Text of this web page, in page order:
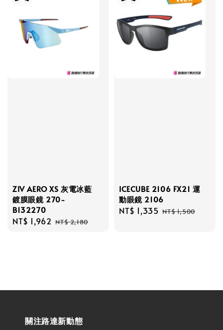
ZIV AERO XS 灰電冰藍
鍍膜眼鏡 270-
B132270
Sale
NT$ 1,962 Regular
NT$ 2,180
ICECUBE 2106 FX21 運
動眼鏡 2106
Sale
NT$ 1,335 Regular
NT$ 1,500
關注路達新動態